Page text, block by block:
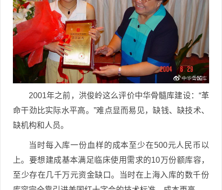
2001年之前，洪俊岭这么评价中华骨髓库建设：“革
命干劲比实际水平高。”难点显而易见，缺钱、缺技术、
缺机构和人员。
当时每入库一份血样的成本至少在500元人民币以
上。要想建成基本满足临床使用需求的10万份额库容，
至少存在几千万元资金缺口。当时在上海入库的数千份